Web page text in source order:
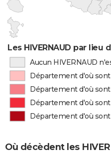
Les HIVERNAUD par lieu
Aucun HIVERNAUD
Département d'où
Département d'où sont
Département d'où
Département d'où
Où décèdent les